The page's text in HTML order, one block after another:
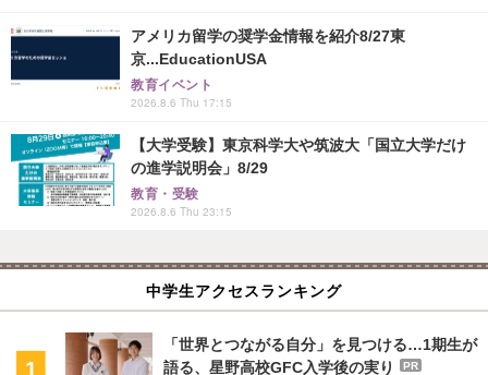
アメリカ留学の奨学金情報を紹介8/27東
京...EducationUSA
教育イベント
2026.8.6 Thu 17:15
【大学受験】東京科学大や筑波大「国立大学だけ
の進学説明会」8/29
教育・受験
2026.8.6 Thu 23:15
中学生アクセスランキング
「世界とつながる自分」を見つける…1期生が
語る、星野高校GFC入学後の実り
PR